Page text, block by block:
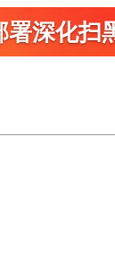
署深化扫